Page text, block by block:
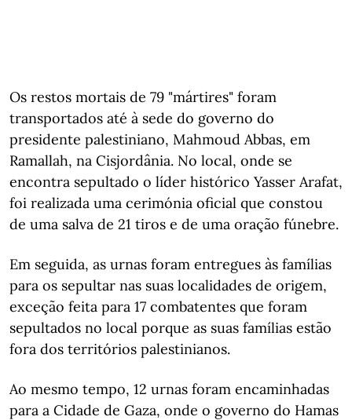
Os restos mortais de 79 "mártires" foram
transportados até à sede do governo do
presidente palestiniano, Mahmoud Abbas, em
Ramallah, na Cisjordânia. No local, onde se
encontra sepultado o líder histórico Yasser Arafat,
foi realizada uma cerimónia oficial que constou
de uma salva de 21 tiros e de uma oração fúnebre.
Em seguida, as urnas foram entregues às famílias
para os sepultar nas suas localidades de origem,
exceção feita para 17 combatentes que foram
sepultados no local porque as suas famílias estão
fora dos territórios palestinianos.
Ao mesmo tempo, 12 urnas foram encaminhadas
para a Cidade de Gaza, onde o governo do Hamas